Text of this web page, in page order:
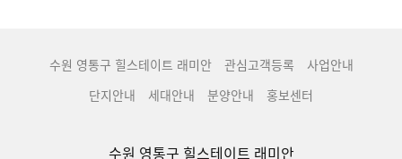
수원 영통구 힐스테이트 래미안 관심고객등록
사업안내
단지안내
세대안내 분양안내 홍보센터
수원 영통구 힐스테이트 래미안